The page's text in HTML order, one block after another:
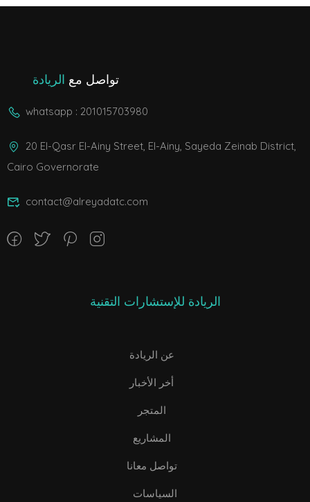
تواصل مع الريادة
whatsapp : 201015703980
20 El-Qasr El-Ainy Street, El-Ainy, Sayeda Zeinab District,
Cairo Governorate
contact@alreyadatc.com
الريادة للإستشارات التقنية
عن الريادة
أخر الأخبار
المتجر
المشاريع
تواصل معانا
السياسات